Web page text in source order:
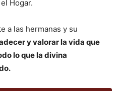
Hogar.
a las hermanas y su
y valorar la vida que
lo que la divina